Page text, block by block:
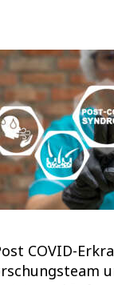
COVID-